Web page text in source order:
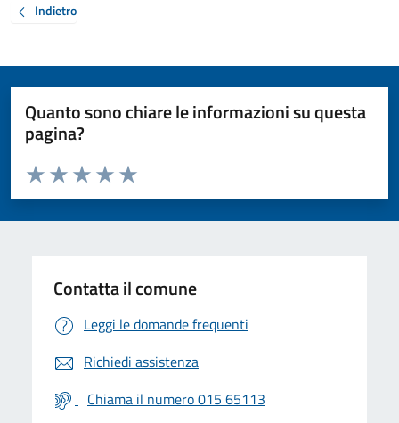
Indietro
Quanto sono chiare le informazioni su questa
pagina?
Valuta da 1 a 5 stelle la pagina
Valuta 5 stelle su 5
Valuta 4 stelle su 5
Valuta 3 stelle su 5
Valuta 2 stelle su 5
Valuta 1 stelle su 5
Contatta il comune
Leggi le domande frequenti
Richiedi assistenza
Chiama il numero 015 65113